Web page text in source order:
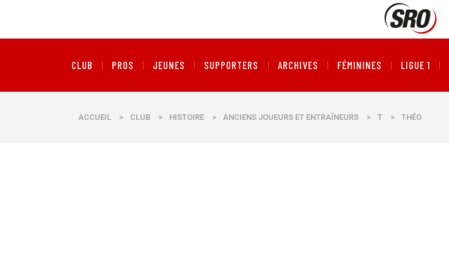
CLUB PROS JEUNES SUPPORTERS ARCHIVES FÉMININES LIGUE 1
ACCUEIL > CLUB > HISTOIRE > ANCIENS JOUEURS ET ENTRAÎNEURS > T > THÉO